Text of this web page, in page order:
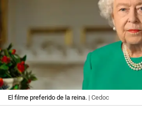
El filme preferido de la reina. | Cedoc